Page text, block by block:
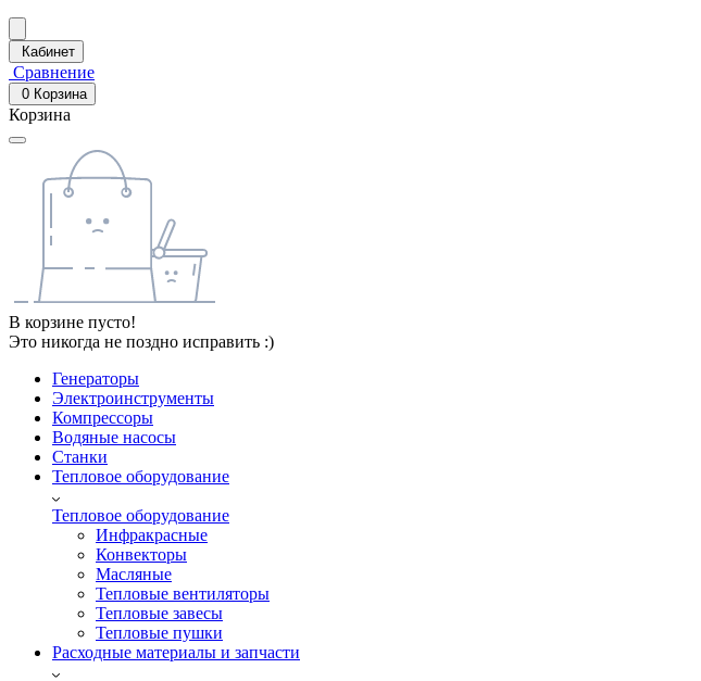
Кабинет
Сравнение
0 Корзина
Корзина
В корзине пусто!
Это никогда не поздно исправить :)
Генераторы
Электроинструменты
Компрессоры
Водяные насосы
Станки
Тепловое оборудование
Тепловое оборудование
Инфракрасные
Конвекторы
Масляные
Тепловые вентиляторы
Тепловые завесы
Тепловые пушки
Расходные материалы и запчасти